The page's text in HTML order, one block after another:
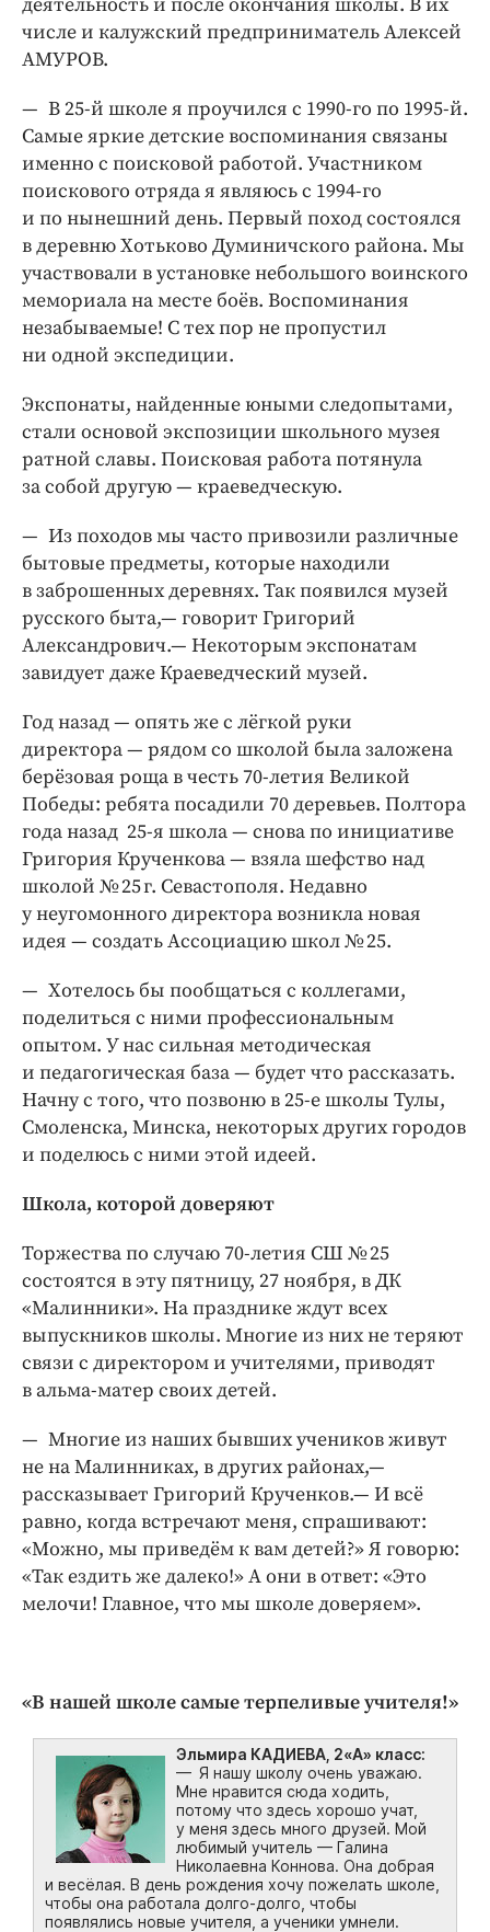
числе и калужский предприниматель Алексей
АМУРОВ.
— В 25-й школе я проучился с 1990-го по 1995-й.
Самые яркие детские воспоминания связаны
именно с поисковой работой. Участником
поискового отряда я являюсь с 1994-го
и по нынешний день. Первый поход состоялся
в деревню Хотьково Думиничского района. Мы
участвовали в установке небольшого воинского
мемориала на месте боёв. Воспоминания
незабываемые! С тех пор не пропустил
ни одной экспедиции.
Экспонаты, найденные юными следопытами,
стали основой экспозиции школьного музея
ратной славы. Поисковая работа потянула
за собой другую — краеведческую.
— Из походов мы часто привозили различные
бытовые предметы, которые находили
в заброшенных деревнях. Так появился музей
русского быта,— говорит Григорий
Александрович.— Некоторым экспонатам
завидует даже Краеведческий музей.
Год назад — опять же с лёгкой руки
директора — рядом со школой была заложена
берёзовая роща в честь 70-летия Великой
Победы: ребята посадили 70 деревьев. Полтора
года назад 25-я школа — снова по инициативе
Григория Крученкова — взяла шефство над
школой № 25 г. Севастополя. Недавно
у неугомонного директора возникла новая
идея — создать Ассоциацию школ № 25.
— Хотелось бы пообщаться с коллегами,
поделиться с ними профессиональным
опытом. У нас сильная методическая
и педагогическая база — будет что рассказать.
Начну с того, что позвоню в 25-е школы Тулы,
Смоленска, Минска, некоторых других городов
и поделюсь с ними этой идеей.
Школа, которой доверяют
Торжества по случаю 70-летия СШ № 25
состоятся в эту пятницу, 27 ноября, в ДК
«Малинники». На празднике ждут всех
выпускников школы. Многие из них не теряют
связи с директором и учителями, приводят
в альма-матер своих детей.
— Многие из наших бывших учеников живут
не на Малинниках, в других районах,—
рассказывает Григорий Крученков.— И всё
равно, когда встречают меня, спрашивают:
«Можно, мы приведём к вам детей?» Я говорю:
«Так ездить же далеко!» А они в ответ: «Это
мелочи! Главное, что мы школе доверяем».
«В нашей школе самые терпеливые учителя!»
Эльмира КАДИЕВА, 2«А» класс:
— Я нашу школу очень уважаю.
Мне нравится сюда ходить,
потому что здесь хорошо учат,
у меня здесь много друзей. Мой
любимый учитель — Галина
Николаевна Коннова. Она добрая
и весёлая. В день рождения хочу пожелать школе,
чтобы она работала долго-долго, чтобы
появлялись новые учителя, а ученики умнели.